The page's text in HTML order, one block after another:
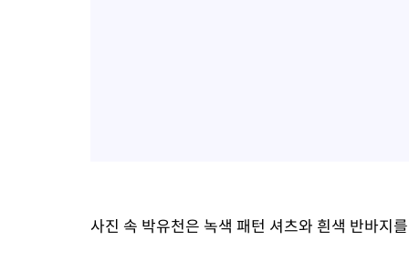
사진 속 박유천은 녹색 패턴 셔츠와 흰색 반바지